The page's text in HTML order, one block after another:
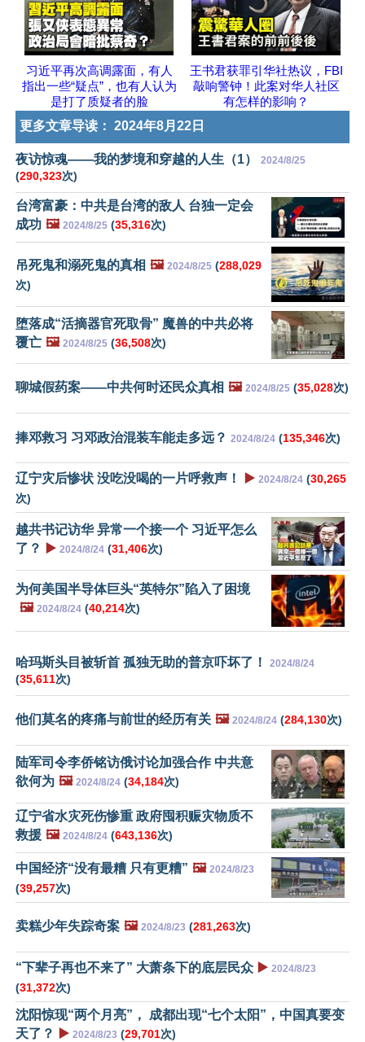
习近平再次高调露面，有人
指出一些“疑点”，也有人认为
是打了质疑者的脸
王书君获罪引华社热议，FBI
敲响警钟！此案对华人社区
有怎样的影响？
更多文章导读： 2024年8月22日
夜访惊魂——我的梦境和穿越的人生（1） 2024/8/25
(290,323次)
台湾富豪：中共是台湾的敌人 台独一定会
成功 🖼️ 2024/8/25 (35,316次)
吊死鬼和溺死鬼的真相 🖼️ 2024/8/25 (288,029
次)
堕落成“活摘器官死取骨” 魔兽的中共必将
覆亡 🖼️ 2024/8/25 (36,508次)
聊城假药案——中共何时还民众真相 🖼️ 2024/8/25 (35,028次)
捧邓救习 习邓政治混装车能走多远？ 2024/8/24 (135,346次)
辽宁灾后惨状 没吃没喝的一片呼救声！ ▶️ 2024/8/24 (30,265
次)
越共书记访华 异常一个接一个 习近平怎么
了？
▶️ 2024/8/24 (31,406次)
为何美国半导体巨头“英特尔”陷入了困境
🖼️ 2024/8/24 (40,214次)
哈玛斯头目被斩首 孤独无助的普京吓坏了！ 2024/8/24
(35,611次)
他们莫名的疼痛与前世的经历有关 🖼️ 2024/8/24 (284,130次)
陆军司令李侨铭访俄讨论加强合作 中共意
欲何为 🖼️ 2024/8/24 (34,184次)
辽宁省水灾死伤惨重 政府囤积赈灾物质不
救援 🖼️ 2024/8/24 (643,136次)
中国经济“没有最糟 只有更糟” 🖼️ 2024/8/23
(39,257次)
卖糕少年失踪奇案 🖼️ 2024/8/23 (281,263次)
“下辈子再也不来了” 大萧条下的底层民众 ▶️ 2024/8/23
(31,372次)
沈阳惊现“两个月亮”， 成都出现“七个太阳”，中国真要变
天了？
▶️ 2024/8/23 (29,701次)